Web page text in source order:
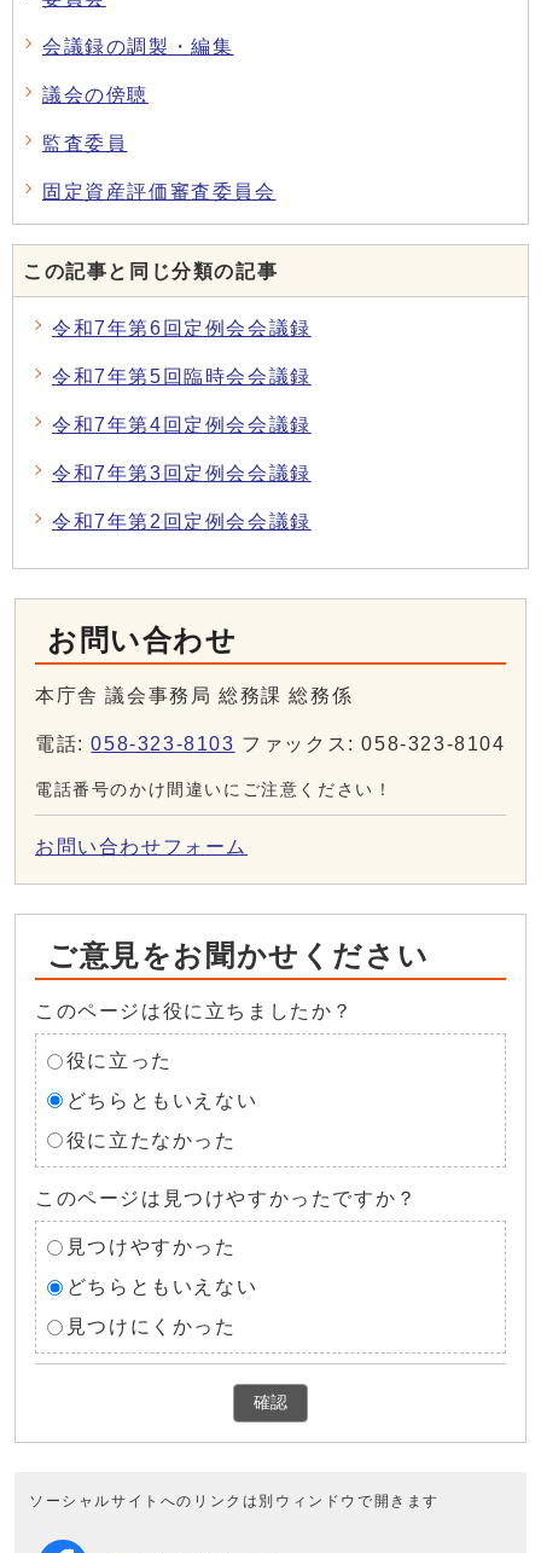
会議録の調製・編集
議会の傍聴
監査委員
固定資産評価審査委員会
この記事と同じ分類の記事
令和7年第6回定例会会議録
令和7年第5回臨時会会議録
令和7年第4回定例会会議録
令和7年第3回定例会会議録
令和7年第2回定例会会議録
お問い合わせ
本庁舎 議会事務局 総務課 総務係
電話:058-323-8103 ファックス: 058-323-8104
電話番号のかけ間違いにご注意ください！
お問い合わせフォーム
ご意見をお聞かせください
このページは役に立ちましたか？
役に立った
どちらともいえない
役に立たなかった
このページは見つけやすかったですか？
見つけやすかった
どちらともいえない
見つけにくかった
確認
ソーシャルサイトへのリンクは別ウィンドウで開きます